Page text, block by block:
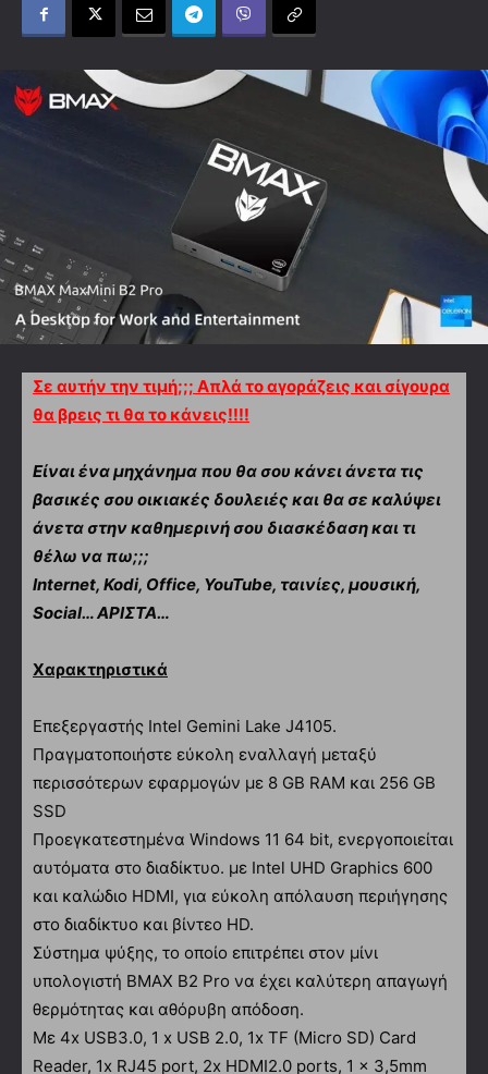
Σε αυτήν την τιμή;;; Απλά το αγοράζεις και σίγουρα
θα βρεις τι θα το κάνεις!!!!
Είναι ένα μηχάνημα που θα σου κάνει άνετα τις
βασικές σου οικιακές δουλειές και θα σε καλύψει
άνετα στην καθημερινή σου διασκέδαση και τι
θέλω να πω;;;
Internet, Kodi, Office, YouTube, ταινίες, μουσική,
Social… ΑΡΙΣΤΑ…
Χαρακτηριστικά
Επεξεργαστής Intel Gemini Lake J4105.
Πραγματοποιήστε εύκολη εναλλαγή μεταξύ
περισσότερων εφαρμογών με 8 GB RAM και 256 GB
SSD
Προεγκατεστημένα Windows 11 64 bit, ενεργοποιείται
αυτόματα στο διαδίκτυο. με Intel UHD Graphics 600
και καλώδιο HDMI, για εύκολη απόλαυση περιήγησης
στο διαδίκτυο και βίντεο HD.
Σύστημα ψύξης, το οποίο επιτρέπει στον μίνι
υπολογιστή BMAX B2 Pro να έχει καλύτερη απαγωγή
θερμότητας και αθόρυβη απόδοση.
Με 4x USB3.0, 1 x USB 2.0, 1x TF (Micro SD) Card
Reader, 1x RJ45 port, 2x HDMI2.0 ports, 1 x 3,5mm